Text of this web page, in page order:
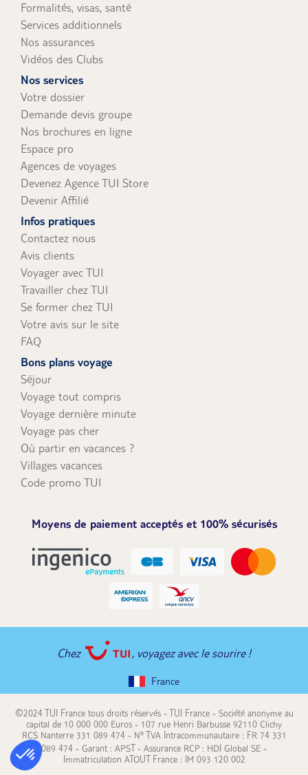
Formalités, visas, santé
Services additionnels
Nos assurances
Vidéos des Clubs
Nos services
Votre dossier
Demande devis groupe
Nos brochures en ligne
Espace pro
Agences de voyages
Devenez Agence TUI Store
Devenir Affilié
Infos pratiques
Contactez nous
Avis clients
Voyager avec TUI
Travailler chez TUI
Se former chez TUI
Votre avis sur le site
FAQ
Bons plans voyage
Séjour
Voyage tout compris
Voyage dernière minute
Voyage pas cher
Où partir en vacances ?
Villages vacances
Code promo TUI
Moyens de paiement acceptés et 100% sécurisés
Chez , voyagez avec le sourire !
France
©2024 TUI France tous droits réservés - TUI France - Société anonyme au
capital de 10 000 000 Euros - 107 rue Henri Barbusse 92110 Clichy
RCS Nanterre 331 089 474 - N° TVA Intracommunautaire : FR 74 331
089 474 - Garant : APST - Assurance RCP : HDI Global SE -
Immatriculation ATOUT France : IM 093 120 002